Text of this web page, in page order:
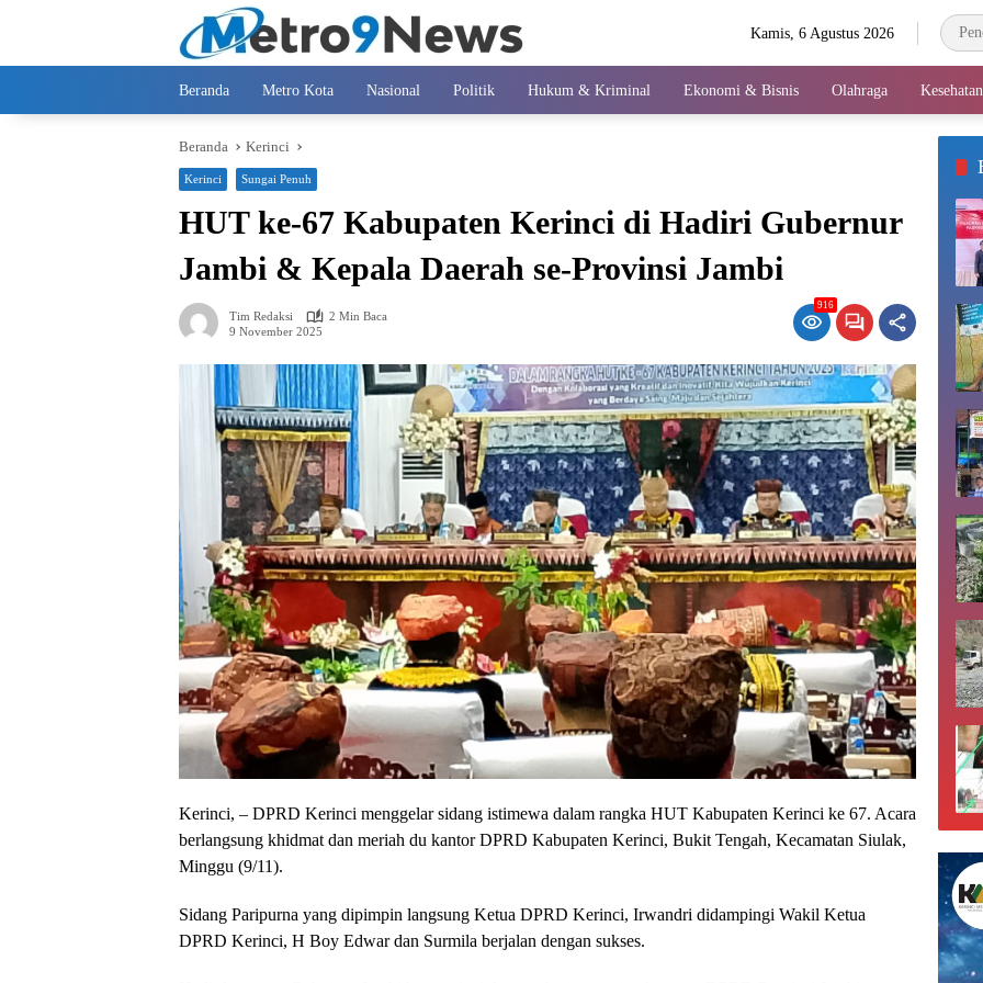
Kamis, 6 Agustus 2026
Beranda Metro Kota Nasional Politik Hukum & Kriminal Ekonomi & Bisnis Olahraga Kesehatan
Beranda Kerinci
Kerinci Sungai Penuh
HUT ke-67 Kabupaten Kerinci di Hadiri Gubernur
Jambi & Kepala Daerah se-Provinsi Jambi
Tim Redaksi
2 Min Baca
9 November 2025
916
Kerinci, – DPRD Kerinci menggelar sidang istimewa dalam rangka HUT Kabupaten Kerinci ke 67. Acara
berlangsung khidmat dan meriah du kantor DPRD Kabupaten Kerinci, Bukit Tengah, Kecamatan Siulak,
Minggu (9/11).
Sidang Paripurna yang dipimpin langsung Ketua DPRD Kerinci, Irwandri didampingi Wakil Ketua
DPRD Kerinci, H Boy Edwar dan Surmila berjalan dengan sukses.